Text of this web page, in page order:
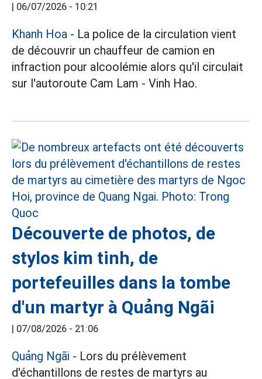
| 06/07/2026 - 10:21
Khanh Hoa - La police de la circulation vient
de découvrir un chauffeur de camion en
infraction pour alcoolémie alors qu'il circulait
sur l'autoroute Cam Lam - Vinh Hao.
Découverte de photos, de
stylos kim tinh, de
portefeuilles dans la tombe
d'un martyr à Quảng Ngãi
| 07/08/2026 - 21:06
Quảng Ngãi - Lors du prélèvement
d'échantillons de restes de martyrs au